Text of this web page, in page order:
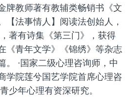
牌教师著有教辅类畅销书《文
【法事情人】阅读法创始人，
著有诗集《第三门》，获得
《青年文学》《锦绣》等杂志
。 ·国家二级心理咨询师，中
学院莲兮国艺学院首席心理咨
少年心理有资深研究。